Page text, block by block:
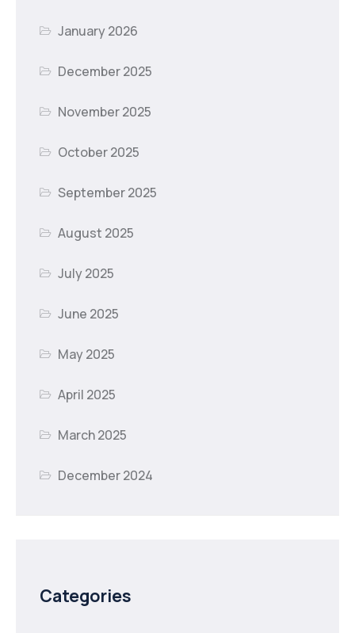
January 2026
December 2025
November 2025
October 2025
September 2025
August 2025
July 2025
June 2025
May 2025
April 2025
March 2025
December 2024
Categories